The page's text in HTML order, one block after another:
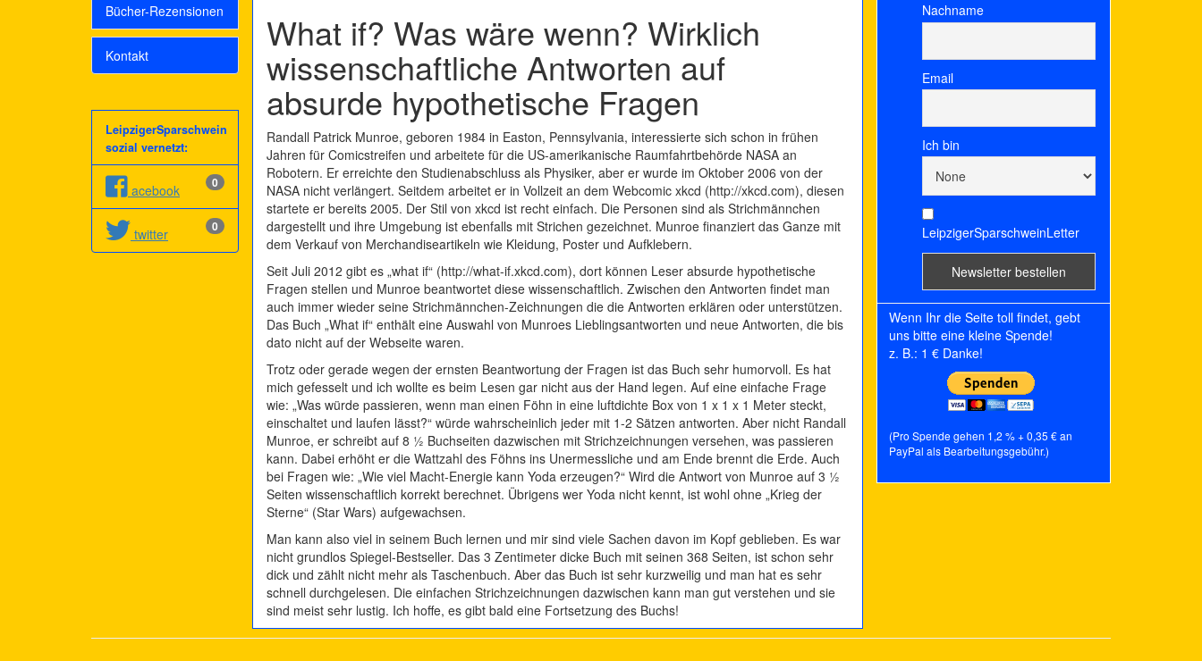
Bücher-Rezensionen
Kontakt
LeipzigerSparschwein
sozial vernetzt:
0
acebook
0
twitter
What if? Was wäre wenn? Wirklich
wissenschaftliche Antworten auf
absurde hypothetische Fragen
Randall Patrick Munroe, geboren 1984 in Easton, Pennsylvania, interessierte sich schon in frühen
Jahren für Comicstreifen und arbeitete für die US-amerikanische Raumfahrtbehörde NASA an
Robotern. Er erreichte den Studienabschluss als Physiker, aber er wurde im Oktober 2006 von der
NASA nicht verlängert. Seitdem arbeitet er in Vollzeit an dem Webcomic xkcd (http://xkcd.com), diesen
startete er bereits 2005. Der Stil von xkcd ist recht einfach. Die Personen sind als Strichmännchen
dargestellt und ihre Umgebung ist ebenfalls mit Strichen gezeichnet. Munroe finanziert das Ganze mit
dem Verkauf von Merchandiseartikeln wie Kleidung, Poster und Aufklebern.
Seit Juli 2012 gibt es „what if“ (http://what-if.xkcd.com), dort können Leser absurde hypothetische
Fragen stellen und Munroe beantwortet diese wissenschaftlich. Zwischen den Antworten findet man
auch immer wieder seine Strichmännchen-Zeichnungen die die Antworten erklären oder unterstützen.
Das Buch „What if“ enthält eine Auswahl von Munroes Lieblingsantworten und neue Antworten, die bis
dato nicht auf der Webseite waren.
Trotz oder gerade wegen der ernsten Beantwortung der Fragen ist das Buch sehr humorvoll. Es hat
mich gefesselt und ich wollte es beim Lesen gar nicht aus der Hand legen. Auf eine einfache Frage
wie: „Was würde passieren, wenn man einen Föhn in eine luftdichte Box von 1 x 1 x 1 Meter steckt,
einschaltet und laufen lässt?“ würde wahrscheinlich jeder mit 1-2 Sätzen antworten. Aber nicht Randall
Munroe, er schreibt auf 8 ½ Buchseiten dazwischen mit Strichzeichnungen versehen, was passieren
kann. Dabei erhöht er die Wattzahl des Föhns ins Unermessliche und am Ende brennt die Erde. Auch
bei Fragen wie: „Wie viel Macht-Energie kann Yoda erzeugen?“ Wird die Antwort von Munroe auf 3 ½
Seiten wissenschaftlich korrekt berechnet. Übrigens wer Yoda nicht kennt, ist wohl ohne „Krieg der
Sterne“ (Star Wars) aufgewachsen.
Man kann also viel in seinem Buch lernen und mir sind viele Sachen davon im Kopf geblieben. Es war
nicht grundlos Spiegel-Bestseller. Das 3 Zentimeter dicke Buch mit seinen 368 Seiten, ist schon sehr
dick und zählt nicht mehr als Taschenbuch. Aber das Buch ist sehr kurzweilig und man hat es sehr
schnell durchgelesen. Die einfachen Strichzeichnungen dazwischen kann man gut verstehen und sie
sind meist sehr lustig. Ich hoffe, es gibt bald eine Fortsetzung des Buchs!
Nachname
Email
Ich bin
LeipzigerSparschweinLetter
Wenn Ihr die Seite toll findet, gebt
uns bitte eine kleine Spende!
z. B.: 1 € Danke!
(Pro Spende gehen 1,2 % + 0,35 € an
PayPal als Bearbeitungsgebühr.)